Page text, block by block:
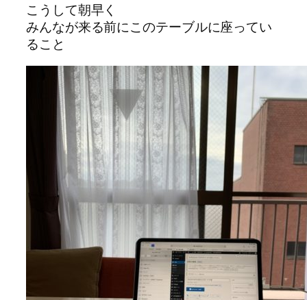
こうして朝早く
みんなが来る前にこのテーブルに座ってい
ること